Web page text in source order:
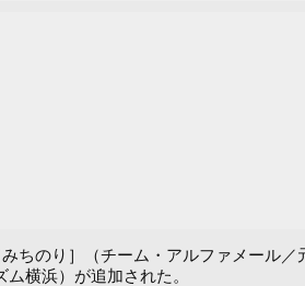
のり］（チーム・アルファメール／
横浜）が追加された。